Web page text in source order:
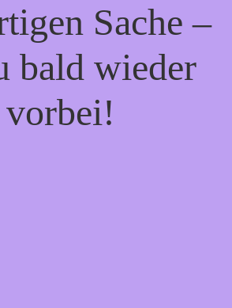
Sache –
bald wieder
vorbei!